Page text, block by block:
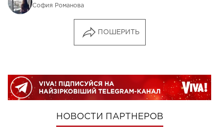
София Романова
ПОШЕРИТЬ
НОВОСТИ ПАРТНЕРОВ